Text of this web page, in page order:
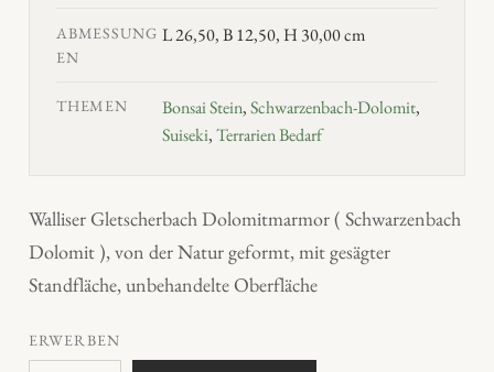
ABMESSUNG
EN
L 26,50, B 12,50, H 30,00 cm
THEMEN Bonsai Stein,Schwarzenbach-Dolomit,
Suiseki,Terrarien Bedarf
Walliser Gletscherbach Dolomitmarmor ( Schwarzenbach
Dolomit ), von der Natur geformt, mit gesägter
Standfläche, unbehandelte Oberfläche
ERWERBEN